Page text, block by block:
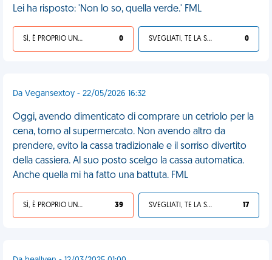
Lei ha risposto: 'Non lo so, quella verde.' FML
SÌ, È PROPRIO UNA VDM! 0 SVEGLIATI, TE LA SEI CERCATA! 0
Da Vegansextoy - 22/05/2026 16:32
Oggi, avendo dimenticato di comprare un cetriolo per la
cena, torno al supermercato. Non avendo altro da
prendere, evito la cassa tradizionale e il sorriso divertito
della cassiera. Al suo posto scelgo la cassa automatica.
Anche quella mi ha fatto una battuta. FML
SÌ, È PROPRIO UNA VDM! 39 SVEGLIATI, TE LA SEI CERCATA! 17